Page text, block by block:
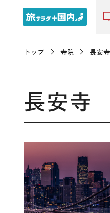
トップ 寺院 長安寺
長安寺